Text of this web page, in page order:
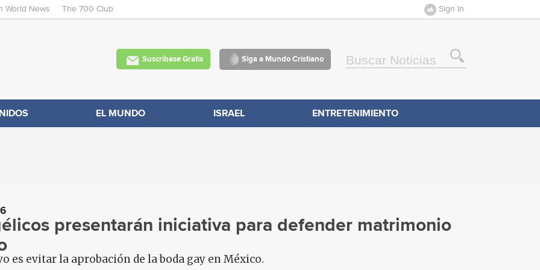
Skip
World News The 700 Club Sign In
Suscríbase Gratis Siga a Mundo Cristiano
EL MUNDO ISRAEL ENTRETENIMIENTO
presentarán iniciativa para defender matrimonio
es evitar la aprobación de la boda gay en México.